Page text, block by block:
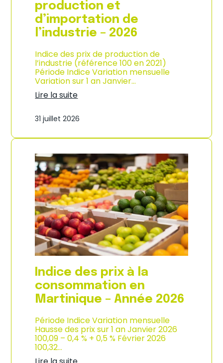
s
o
m
m
a
i
o
n
e
n
G
a
e
o
u
p
e
–
A
n
n
é
e
2
0
2
6
production et
d’importation de
l’industrie – 2026
Indice des prix de production de
l’industrie (référence 100 en 2021)
Période Indice Variation mensuelle
Variation sur 1 an Janvier…
Lire la suite
n
i
e
d
e
s
p
r
i
x
d
e
p
r
o
d
u
c
t
o
n
e
31 juillet 2026
Indice des prix à la
consommation en
Martinique – Année 2026
Période Indice Variation mensuelle
Hausse des prix sur 1 an Janvier 2026
100,09 – 0,4 % + 0,5 % Février 2026
100,32…